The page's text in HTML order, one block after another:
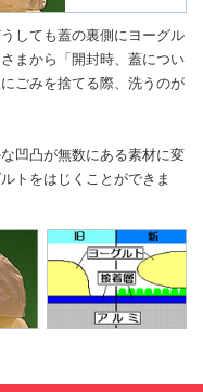
しても蓋の裏側にヨーグル
まから「開封時、蓋につい
ごみを捨てる際、洗うのが
凹凸が無数にある素材に変
トをはじくことができま